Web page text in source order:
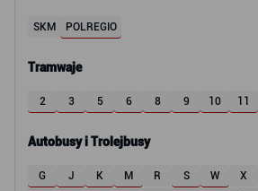
SKM POLREGIO
Tramwaje
2 3 5 6 8 9 10 11
Autobusy i Trolejbusy
G J K M R S W X